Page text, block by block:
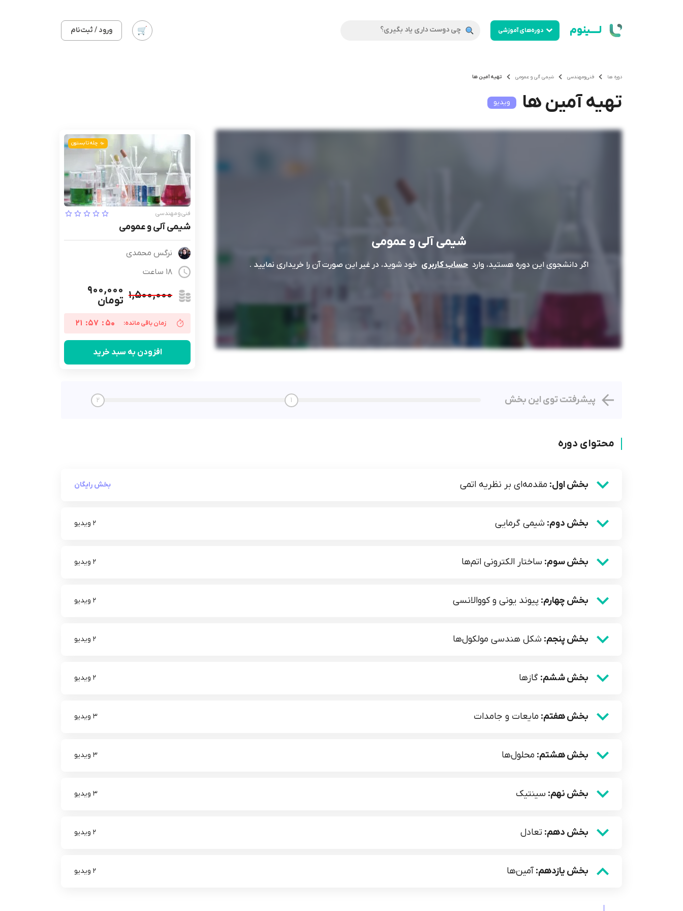
لــــینوم دوره‌های آموزشی ورود / ثبت‌نام
دوره ها فنی‌ومهندسی شیمی آلی و عمومی تهیه آمین ها
تهیه آمین ها ویدیو
شیمی آلی و عمومی
اگر دانشجوی این دوره هستید، وارد حساب کاربری خود شوید، در غیر این صورت آن را خریداری نمایید .
چله تابستون
فنی‌ومهندسی
شیمی آلی و عمومی
نرگس محمدی
18 ساعت
۱,۵۰۰,۰۰۰ ۹۰۰,۰۰۰
تومان
زمان باقی مانده: 49
:
57
:
21
افزودن به سبد خرید
پیشرفتت توی این بخش 1
2
محتوای دوره
بخش اول: مقدمه‌ای بر نظریه اتمی بخش رایگان
بخش دوم: شیمی گرمایی 2 ویدیو
بخش سوم: ساختار الکترونی اتم‌ها 2 ویدیو
بخش چهارم: پیوند یونی و کووالانسی 2 ویدیو
بخش پنجم: شکل هندسی مولکول‌ها 2 ویدیو
بخش ششم: گاز‌ها 2 ویدیو
بخش هفتم: مایعات و جامدات 3 ویدیو
بخش هشتم: محلول‌ها 3 ویدیو
بخش نهم: سینتیک 3 ویدیو
بخش دهم: تعادل 2 ویدیو
بخش یازدهم: آمین‌ها 2 ویدیو